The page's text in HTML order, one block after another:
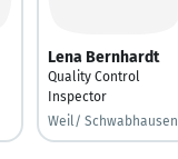
Lena Bernhardt
Quality Control
Inspector
Weil/ Schwabhausen